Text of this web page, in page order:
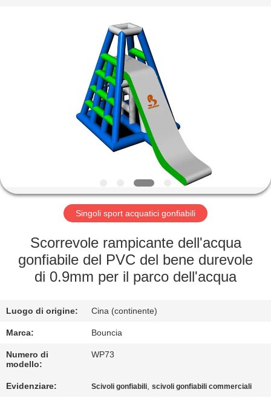
PRODOTTI
CIRCA
NOI
GIRO
DELLA
FABBRICA
CONTROLLO
DI
QUALITÀ
CONTATTICI
Singoli sport acquatici gonfiabili
Scorrevole rampicante dell'acqua
gonfiabile del PVC del bene durevole
di 0.9mm per il parco dell'acqua
Luogo di origine: Cina (continente)
Marca: Bouncia
Numero di
modello:
WP73
Evidenziare: Scivoli gonfiabili,scivoli gonfiabili commerciali